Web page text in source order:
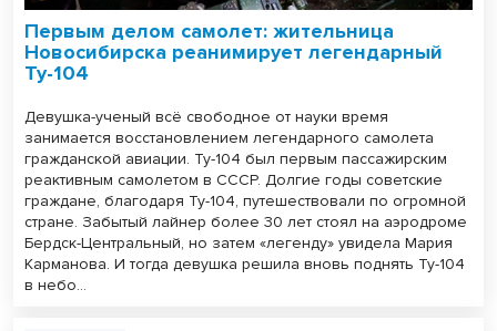
Первым делом самолет: жительница
Новосибирска реанимирует легендарный
Ту-104
Девушка-ученый всё свободное от науки время
занимается восстановлением легендарного самолета
гражданской авиации. Ту-104 был первым пассажирским
реактивным самолетом в СССР. Долгие годы советские
граждане, благодаря Ту-104, путешествовали по огромной
стране. Забытый лайнер более 30 лет стоял на аэродроме
Бердск-Центральный, но затем «легенду» увидела Мария
Карманова. И тогда девушка решила вновь поднять Ту-104
в небо…